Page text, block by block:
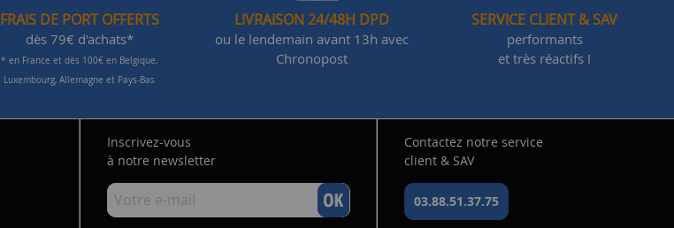
FRAIS DE PORT OFFERTS
dès 79€ d'achats*
* en France et dès 100€ en Belgique,
Luxembourg, Allemagne et Pays-Bas
LIVRAISON 24/48H DPD
ou le lendemain avant 13h avec
Chronopost
SERVICE CLIENT & SAV
performants
et très réactifs !
Inscrivez-vous
à notre newsletter
Contactez notre service
client & SAV
03.88.51.37.75